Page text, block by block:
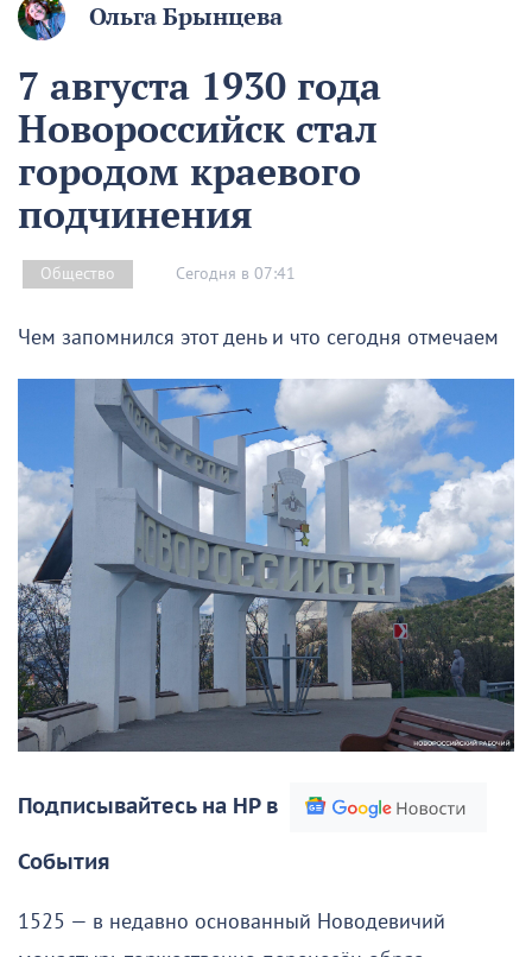
Ольга Брынцева
7 августа 1930 года
Новороссийск стал
городом краевого
подчинения
Общество Сегодня в 07:41
Чем запомнился этот день и что сегодня отмечаем
Подписывайтесь на НР в
События
1525 — в недавно основанный Новодевичий